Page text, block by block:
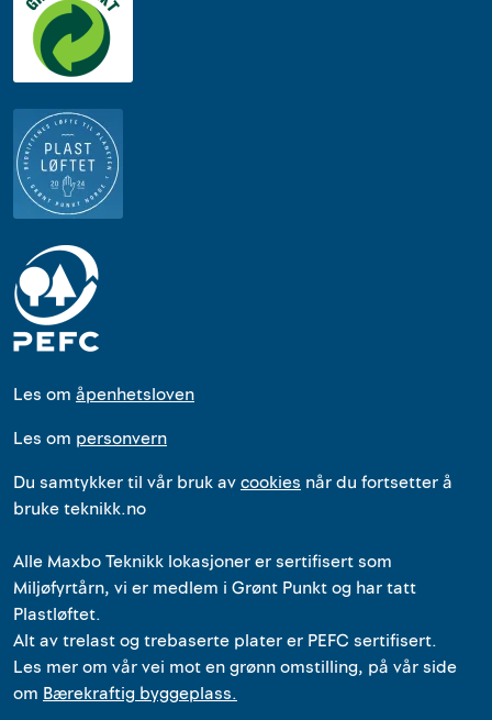
Les om åpenhetsloven
Les om personvern
Du samtykker til vår bruk avcookies når du fortsetter å
bruke teknikk.no
Alle Maxbo Teknikk lokasjonerersertifisert som
Miljøfyrtårn, vi er medlem i Grønt Punkt og har tatt
Plastløftet.
Alt av trelast og trebaserte plater er PEFC sertifisert.
Les mer om vår vei mot en grønn omstilling, på vår side
om Bærekraftig byggeplass.